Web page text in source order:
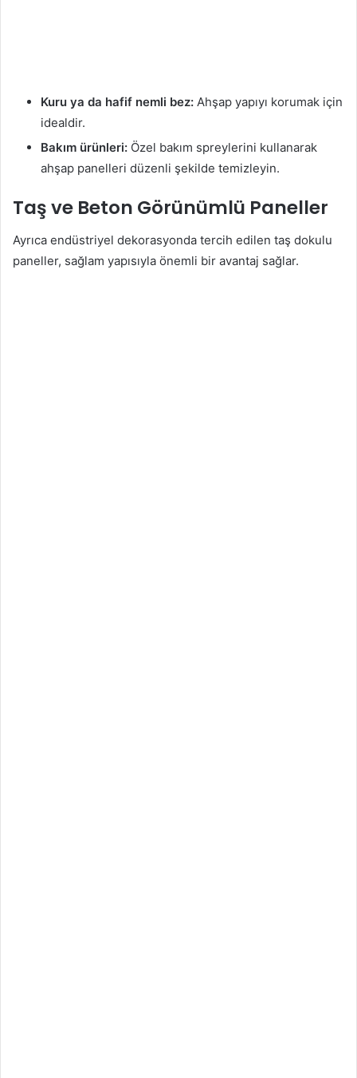
Kuru ya da hafif nemli bez: Ahşap yapıyı korumak için
idealdir.
Bakım ürünleri: Özel bakım spreylerini kullanarak
ahşap panelleri düzenli şekilde temizleyin.
Taş ve Beton Görünümlü Paneller
Ayrıca endüstriyel dekorasyonda tercih edilen taş dokulu
paneller, sağlam yapısıyla önemli bir avantaj sağlar.